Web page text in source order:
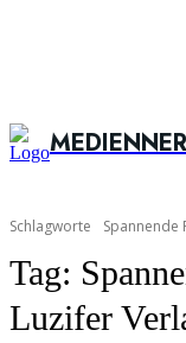
Schlagworte Spannende
Tag:
Luzifer